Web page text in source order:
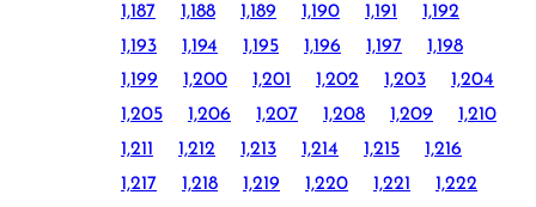
1,187
1,188 1,189 1,190 1,191
1,192
1,193
1,194 1,195 1,196 1,197
1,198
1,199
1,200 1,201 1,202 1,203
1,204
1,205
1,206 1,207 1,208 1,209
1,210
1,211
1,212 1,213 1,214 1,215
1,216
1,217
1,218 1,219 1,220 1,221
1,222